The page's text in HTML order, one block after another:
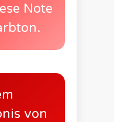
Note
von